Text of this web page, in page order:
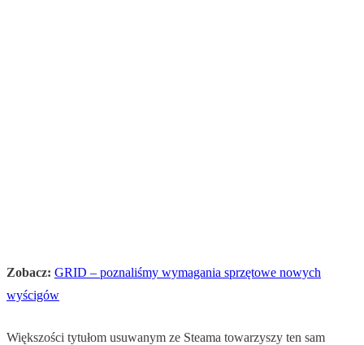
Zobacz: GRID – poznaliśmy wymagania sprzętowe nowych
wyścigów
Większości tytułom usuwanym ze Steama towarzyszy ten sam